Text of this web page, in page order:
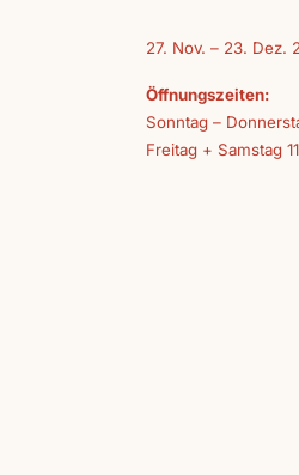
27. Nov. – 23. Dez.
Öffnungszeiten:
Sonntag –
Freitag + Samstag